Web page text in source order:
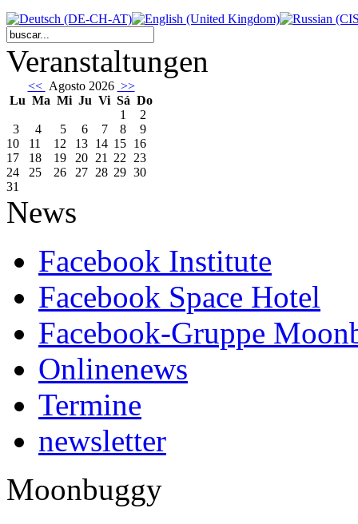
Veranstaltungen
<< Agosto 2026 >>
Lu Ma Mi Ju Vi Sá Do
1
2
3
4 5 6 7 8
9
10
11 12 13 14 15 16
17
18 19 20 21 22 23
24
25 26 27 28 29 30
31
News
Facebook Institute
Facebook Space Hotel
Facebook-Gruppe
Onlinenews
Termine
newsletter
Moonbuggy